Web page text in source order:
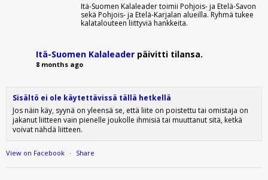
Itä-Suomen Kalaleader toimii Pohjois- ja Etelä-Savon
sekä Pohjois- ja Etelä-Karjalan alueilla. Ryhmä tukee
kalatalouteen liittyviä hankkeita.
Itä-Suomen Kalaleader päivitti tilansa.
8 months ago
Sisältö ei ole käytettävissä tällä hetkellä
Jos näin käy, syynä on yleensä se, että liite on poistettu tai omistaja on
jakanut liitteen vain pienelle joukolle ihmisiä tai muuttanut sitä, ketkä
voivat nähdä liitteen.
View on Facebook · Share